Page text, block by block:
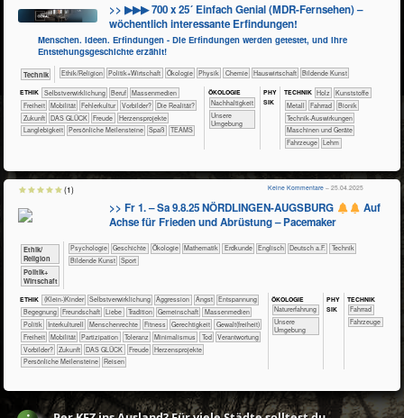
>> ▶▶▶ 700 x 25´ Einfach Genial (MDR-Fernsehen) –
wöchentlich interessante Erfindungen!
Menschen. Ideen. Erfindungen - Die Erfindungen werden getestet, und ihre
Entstehungsgeschichte erzählt!
​Technik ​​​​​​​​​​Ethik/​Religion ​​​​​​​​​Politik+​Wirtschaft ​​​​​​​​Ökologie ​​​​​​​Physik ​​​​​Chemie ​Haus­wirtschaft Bildende Kunst
ETHIK ​​​​​​​​​​​​​​​​​​​​​​​​​​​​​​​​​​​​​​​​Selbst­verwirklichung ​​​​​​​​​​​​​​​Beruf
​​​​​​​​​Massenmedien
​​​Freiheit
​​​Mobilität ​​Fehlerkultur ​​Vorbilder?
​Die Realität?
​Zukunft
DAS GLÜCK Freude
Herzensprojekte
Langlebigkeit
Persönliche Meilensteine Spaß TEAMS
ÖKO​LOGIE
​​​​​​​​​​​​​​​Nachhaltigkeit
​​​​​​​​​​​​​Unsere
Umgebung
PHY​
SIK
TECH​NIK ​​​​​​​​Holz
​​​​​​​​Kunststoffe
​​​​​​​​Metall
​​​​​​​Fahrrad
​​​​​​Bionik
​​​​​​Technik-Auswirkungen
​​​​Maschinen und Geräte
​Fahrzeuge
Lehm
>> Fr 1. – Sa 9.8.25 NÖRDLINGEN-AUGSBURG
Auf
Achse für Frieden und Abrüstung – Pacemaker
​​​​​​​​​​Ethik/​
Religion
​​​​​​​​​Politik+​
Wirtschaft
​​​​​​​​​​Psychologie ​​​​​​​​Geschichte ​​​​​​​​Ökologie ​​​​​​Mathematik ​​​​​Erdkunde ​​​​Englisch ​​​Deutsch a.F.
​Technik
Bildende Kunst
Sport
ETHIK (Klein-)Kinder ​​​​​​​​​​​​​​​​​​​​​​​​​​​​​​​​​​​​​​​​Selbst­verwirklichung ​​​​​​​​​​​​​Aggression ​​​​​​​​​​​​​Angst
​​​​​​​​​​​​​Entspannung
​​​​​​​​​​​​Begegnung
​​​​​​​​​​​​Freundschaft ​​​​​​​​​​​​Liebe ​​​​​​​​​​​Tradition ​​​​​​​​​​Gemeinschaft
​​​​​​​​​Massenmedien
​​​​​​​​​Politik
​​​​​​​​Interkulturell ​​​​​​​Menschenrechte ​​​​​Fitness ​​​​Gerechtigkeit
​​​​Gewalt(freiheit)
​​​Freiheit
​​​Mobilität ​​​Partizipation ​​​Toleranz ​​Minimalismus ​​Tod
​​Verantwortung
​​Vorbilder?
​Zukunft DAS GLÜCK Freude
Herzensprojekte
Persönliche Meilensteine
Reisen
ÖKO​LOGIE
​​​​​​​​​​​​​Naturerfahrung
​​​​​​​​​​​​​Unsere
Umgebung
PHY​
SIK
TECH​NIK
​​​​​​​Fahrrad
​Fahrzeuge
Keine Kommentare – 25.04.2025
(1)